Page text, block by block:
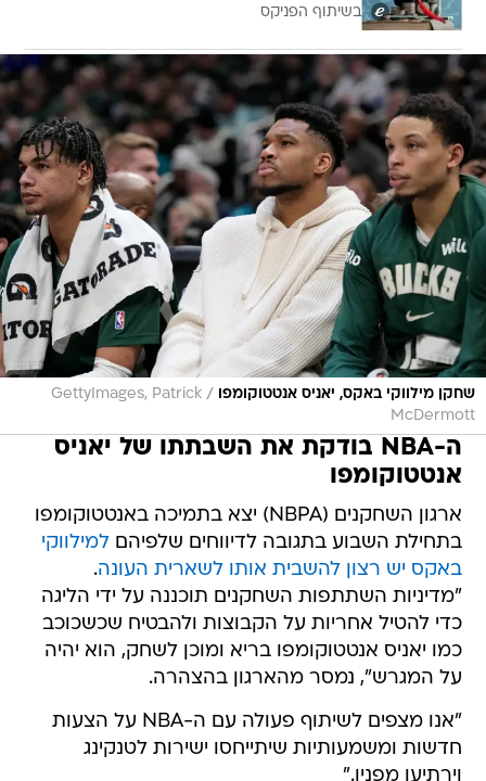
בשיתוף הפניקס
שחקן מילווקי באקס, יאניס אנטטוקומפו /
GettyImages, Patrick
McDermott
ה-NBA בודקת את השבתתו של יאניס
אנטטוקומפו
ארגון השחקנים (NBPA) יצא בתמיכה באנטטוקומפו
בתחילת השבוע בתגובה לדיווחים שלפיהםלמילווקי
באקס יש רצון להשבית אותו לשארית העונה.
"מדיניות השתתפות השחקנים תוכננה על ידי הליגה
כדי להטיל אחריות על הקבוצות ולהבטיח שכשכוכב
כמו יאניס אנטטוקומפו בריא ומוכן לשחק, הוא יהיה
על המגרש", נמסר מהארגון בהצהרה.
"אנו מצפים לשיתוף פעולה עם ה-NBA על הצעות
חדשות ומשמעותיות שיתייחסו ישירות לטנקינג
וירתיעו מפניו."